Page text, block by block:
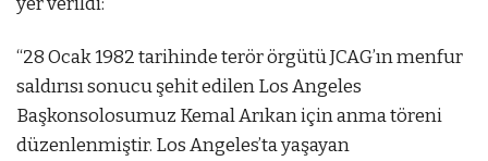
“28 Ocak 1982 tarihinde terör örgütü JCAG’ın menfur
saldırısı sonucu şehit edilen Los Angeles
Başkonsolosumuz Kemal Arıkan için anma töreni
düzenlenmiştir. Los Angeles’ta yaşayan